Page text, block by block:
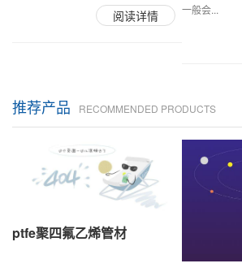
阅读详情
一般会...
推荐产品 RECOMMENDED PRODUCTS
ptfe聚四氟乙烯管材